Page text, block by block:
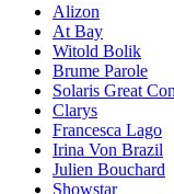
Alizon
At Bay
Witold Bolik
Brume Parole
Solaris Great
Clarys
Francesca Lago
Irina Von Brazil
Julien Bouchard
Showstar